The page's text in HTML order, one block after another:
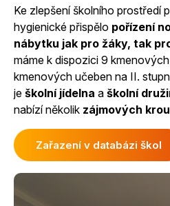
Ke zlepšení školního prostředí
hygienické přispělo pořízení
nábytku jak pro žáky, tak
máme k dispozici 9
kmenových učeben na II.
je školní jídelna a školní
nabízí několik zájmových
Zařazení v databázi škol